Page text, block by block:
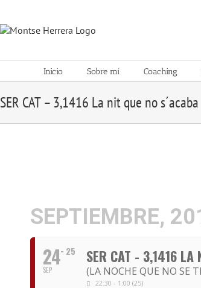
Inicio Sobre mí Coaching
SER CAT – 3,1416 La nit que no s´acaba
SEPTIEMBRE,
24
SEP
25 SER CAT - 3,1416 LA
(LA NOCHE QUE NO SE
22:30 - 1:00 (25)